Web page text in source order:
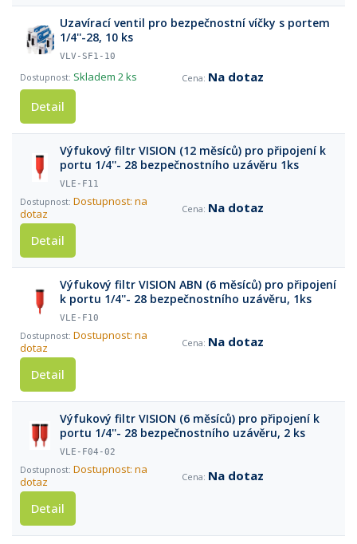
Uzavírací ventil pro bezpečnostní víčky s portem
1/4''-28, 10 ks
VLV-SF1-10
Skladem 2 ks
Na dotaz
Detail
Výfukový filtr VISION (12 měsíců) pro připojení k
portu 1/4''- 28 bezpečnostního uzávěru 1ks
VLE-F11
Dostupnost: na
dotaz
Na dotaz
Detail
Výfukový filtr VISION ABN (6 měsíců) pro připojení
k portu 1/4''- 28 bezpečnostního uzávěru, 1ks
VLE-F10
Dostupnost: na
dotaz
Na dotaz
Detail
Výfukový filtr VISION (6 měsíců) pro připojení k
portu 1/4''- 28 bezpečnostního uzávěru, 2 ks
VLE-F04-02
Dostupnost: na
dotaz
Na dotaz
Detail